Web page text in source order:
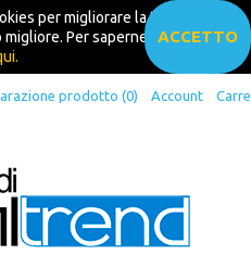
per migliorare la tua
Per saperne di piùACCETTO
prodotto (0) Account